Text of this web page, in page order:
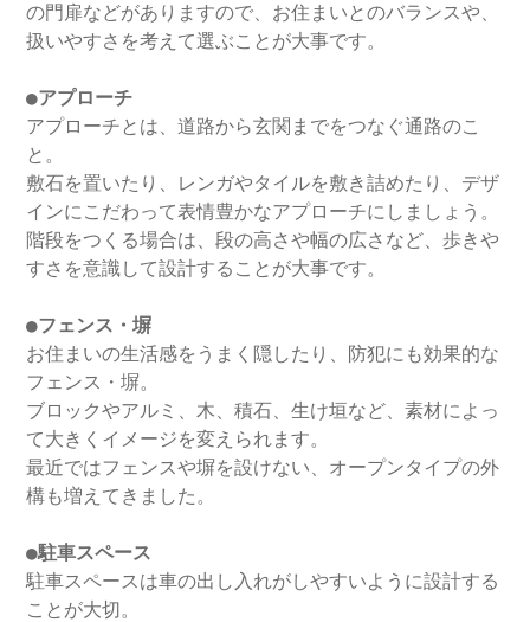
の門扉などがありますので、お住まいとのバランスや、
扱いやすさを考えて選ぶことが大事です。
●アプローチ
アプローチとは、道路から玄関までをつなぐ通路のこ
と。
敷石を置いたり、レンガやタイルを敷き詰めたり、デザ
インにこだわって表情豊かなアプローチにしましょう。
階段をつくる場合は、段の高さや幅の広さなど、歩きや
すさを意識して設計することが大事です。
●フェンス・塀
お住まいの生活感をうまく隠したり、防犯にも効果的な
フェンス・塀。
ブロックやアルミ、木、積石、生け垣など、素材によっ
て大きくイメージを変えられます。
最近ではフェンスや塀を設けない、オープンタイプの外
構も増えてきました。
●駐車スペース
駐車スペースは車の出し入れがしやすいように設計する
ことが大切。